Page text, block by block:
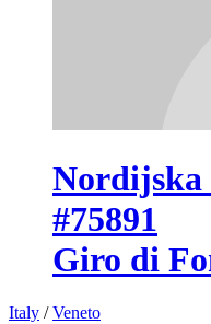
Nordijska
#75891
Giro di
Italy /Veneto